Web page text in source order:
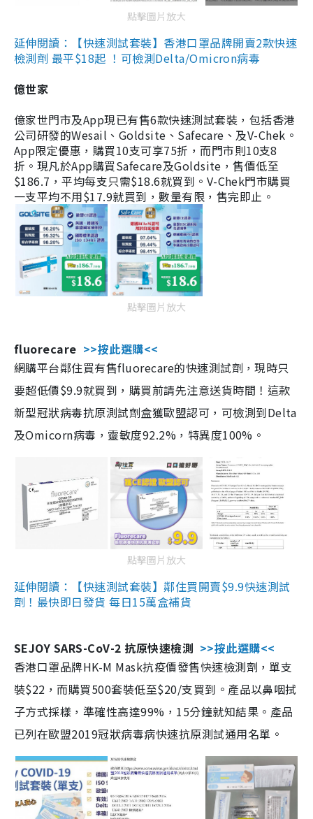
點擊圖片放大
延伸閱讀：【快速測試套裝】香港口罩品牌開賣2款快速
檢測劑 最平$18起 ！可檢測Delta/Omicron病毒
億世家
億家世門市及App現已有售6款快速測試套裝，包括香港
公司研發的Wesail、Goldsite、Safecare、及V-Chek。
App限定優惠，購買10支可享75折，而門市則10支8
折。現凡於App購買Safecare及Goldsite，售價低至
$186.7，平均每支只需$18.6就買到。V-Chek門市購買
一支平均不用$17.9就買到，數量有限，售完即止。
點擊圖片放大
fluorecare >>按此選購<<
網購平台鄰住買有售fluorecare的快速測試劑，現時只
要超低價$9.9就買到，購買前請先注意送貨時間！這款
新型冠狀病毒抗原測試劑盒獲歐盟認可，可檢測到Delta
及Omicorn病毒，靈敏度92.2%，特異度100%。
點擊圖片放大
延伸閱讀：【快速測試套裝】鄰住買開賣$9.9快速測試
劑！最快即日發貨 每日15萬盒補貨
SEJOY SARS-CoV-2 抗原快速檢測 >>按此選購<<
香港口罩品牌HK-M Mask抗疫價發售快速檢測劑，單支
裝$22，而購買500套裝低至$20/支買到。產品以鼻咽拭
子方式採樣，準確性高達99%，15分鐘就知結果。產品
已列在歐盟2019冠狀病毒病快速抗原測試通用名單。